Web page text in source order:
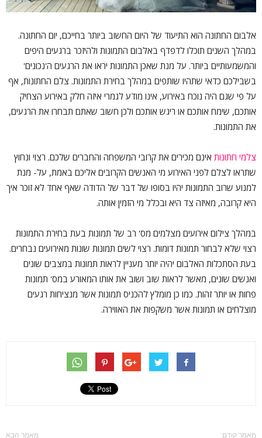
אלבום החתונה הוא התיעוד של היום החשוב ביותר בחייכם, יום החתונה.
במהלך השנים תוכלו לדפדף באלבום התמונות ולהיזכר ברגעים היפים
והמשמעותיים ביותר. על מנת שאכן התמונות יראו את הרגעים ה'נכונים'
בשבילכם כדאי שתהיו שותפים במהלך בחירת התמונות. צלם החתונות, אף
על פי שגם היה נוכח באירוע, אינו מודע לגמרי איזה חלק באירוע הצחיק
אותכם, שימח אותכם או ריגש אותכם ולכן חשוב שאתם תבחרו את הרגעים,
את התמונות.
צלמי חתונות אינם מכירים את קרובי המשפחה והחברים שלכם. רצוי ונחוץ
שתראו לצלם לפני האירוע מי האנשים הקרובים אליכם באמת, על- מנת
למנוע שרוב התמונות יהיו בסופו של דבר של הדודה שאף אחד לא זוכר איך
היא קרובה, מאיזה צד היא ובכלל מי הזמין אותה.
במהלך צילום אירועים מצלמים מס' רב של תמונות בעת בחירת התמונות
רצוי שלא לבחור תמונות דומות. רצוי לשים תמונות שונות מאירועים נבחרים.
בעת הסתכלות האלבום יהיה יותר מעניין לראות תמונות במצבים שונים
ואנשים שונים, מאשר לראות שוב ושוב את אותו המאורע במס' תמונות
פחות או יותר זהות. כמו כן מומלץ להכניס תמונות אשר מנציחות רגעים
מוצלחים או תמונות אשר משקפות את האווירה.
מאמר קודם מאמר הבא